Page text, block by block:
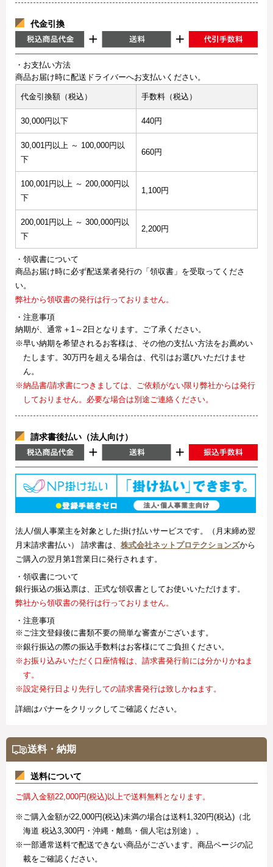
代金引換
・お支払い方法
商品お届け時に配送ドライバーへお支払いください。
代金引換額（税込） 手数料（税込）
30,000円以下 440円
30,001円以上 ～ 100,000円以
下
660円
100,001円以上 ～ 200,000円以
下
1,100円
200,001円以上 ～ 300,000円以
下
2,200円
・領収書について
商品お届け時に必ず配送業者発行の「領収書」を受取ってくださ
い。
弊社から領収書の発行は行っておりません。
・注意事項
納期が、通常＋1～2日となります。ご了承ください。
※早い納期を希望されるお客様は、その他の支払い方法をお薦めい
たします。30万円を超える場合は、代引はお選びいただけませ
ん。
※納品書/請求書につきましては、ご依頼がない限り弊社からは発行
しておりません。必要な場合は別途ご連絡ください。
請求書後払い（法人向け）
法人/個人事業主を対象とした掛け払いサービスです。（月末締め翌
月末請求書払い） 請求書は、 株式会社ネットプロテクションズから
ご購入の翌月第1営業日に発行されます。
・領収書について
銀行振込の振込票は、正式な領収書としてお使いいただけます。
弊社から領収書の発行は行っておりません。
・注意事項
※ご注文登録後に書類不要の簡単な審査がございます。
※銀行振込の際の振込手数料はお客様にてご負担ください。
※お振り込みいただく口座情報は、請求書発行前には分かりかねま
す。
※設定発行日より先行しての請求書発行は致しかねます。
詳細はバナーをクリックしてご確認ください。
送料・納期
送料について
ご購入金額22,000円(税込)以上で送料無料となります。
※ご購入金額が22,000円(税込)未満の場合は送料1,320円(税込)（北
海道 税込3,300円・沖縄・離島・個人宅は別途）。
※一部通常送料で配送できない商品がございます。商品ページの記
載をご確認ください。